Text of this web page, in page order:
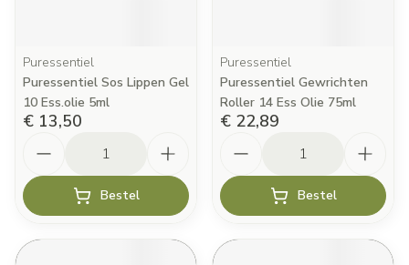
Puressentiel
Puressentiel Sos Lippen Gel
10 Ess.olie 5ml
€ 13,50
Bestel
Puressentiel
Puressentiel Gewrichten
Roller 14 Ess Olie 75ml
€ 22,89
Bestel